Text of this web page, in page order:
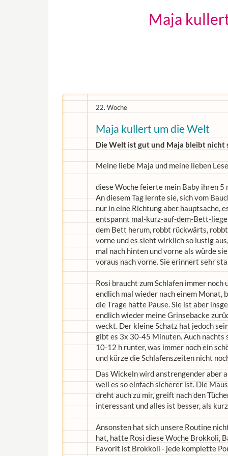
Maja
22. Woche
Maja kullert um die Welt
Die Welt ist gut und Maja bleibt nicht
Meine liebe Maja und meine lieben
diese Woche feierte mein Baby ihren
An diesem Tag lernte sie, sich vom
nur in eine Richtung aber hauptsache,
entspannt mal-kurz-auf-dem-Bett-
dem Bett herum, robbt rückwärts,
vorne und es sieht wirklich so lustig
mal nach hinten und vorne als würde
voraus nach vorne. Sie erinnert sehr
Rosi braucht zum Schlafen immer
endlich mal wieder nach einem Monat,
die Trage hatte Pause. Sie ist aber
endlich wieder meine Grinsebacke
weckt. Der kleine Schatz hat jedoch
gibt es 3x 30-45 Minuten. Auch
10-12 h runter, was immer noch ein
und kürze die Schlafenszeiten nicht
Das Wickeln wird anstrengender aber
weil es so einfach sicherer ist. Die
dreht auch zu mir, greift nach den
interessant und alles ist besser, als
Ansonsten hat sich unsere Routine
hat, hatte Rosi diese Woche Brokkoli,
Favorit ist Brokkoli - jede komplette